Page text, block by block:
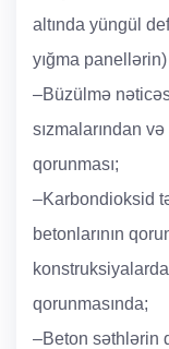
altında yüngül
yığma
–Büzülmə
sızmalarından
qorunması;
–Karbondioksid
betonlarının
qorunmasında;
–Beton səthlərin